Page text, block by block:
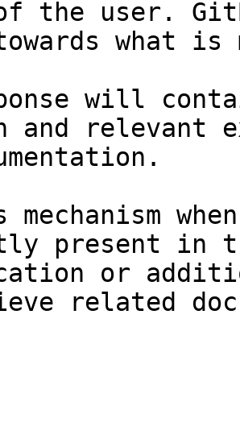
the user.
towards what
will
and relevant
mechanism
present in
or